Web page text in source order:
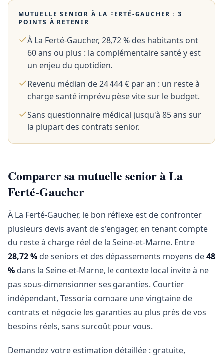
MUTUELLE SENIOR À LA FERTÉ-GAUCHER : 3
POINTS À RETENIR
À La Ferté-Gaucher, 28,72 % des habitants ont
60 ans ou plus : la complémentaire santé y est
un enjeu du quotidien.
Revenu médian de 24 444 € par an : un reste à
charge santé imprévu pèse vite sur le budget.
Sans questionnaire médical jusqu'à 85 ans sur
la plupart des contrats senior.
Comparer sa mutuelle senior à La
Ferté-Gaucher
À La Ferté-Gaucher, le bon réflexe est de confronter
plusieurs devis avant de s'engager, en tenant compte
du reste à charge réel de la Seine-et-Marne. Entre
28,72 % de seniors et des dépassements moyens de48
% dans la Seine-et-Marne, le contexte local invite à ne
pas sous-dimensionner ses garanties. Courtier
indépendant, Tessoria compare une vingtaine de
contrats et négocie les garanties au plus près de vos
besoins réels, sans surcoût pour vous.
Demandez votre estimation détaillée : gratuite,